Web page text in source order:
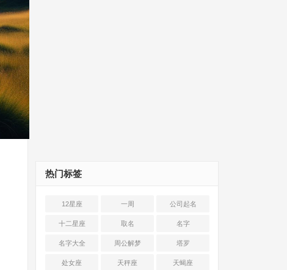
热门标签
12星座 一周 公司起名
十二星座 取名 名字
名字大全 周公解梦 塔罗
处女座 天秤座 天蝎座